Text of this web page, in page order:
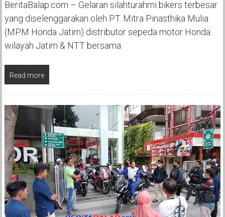
BeritaBalap.com – Gelaran silahturahmi bikers terbesar
yang diselenggarakan oleh PT. Mitra Pinasthika Mulia
(MPM Honda Jatim) distributor sepeda motor Honda
wilayah Jatim & NTT bersama
Read more